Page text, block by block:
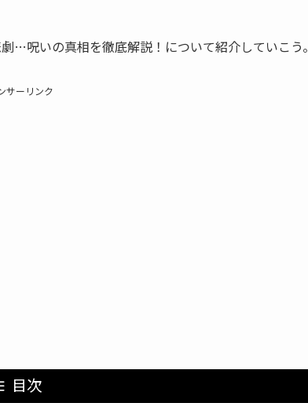
…呪いの真相を徹底解説！について紹介していこう。
サーリンク
目次